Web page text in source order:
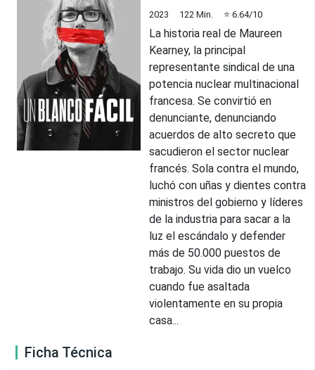
2023 122 Min. ⭐ 6.64/10
La historia real de Maureen
Kearney, la principal
representante sindical de una
potencia nuclear multinacional
francesa. Se convirtió en
denunciante, denunciando
acuerdos de alto secreto que
sacudieron el sector nuclear
francés. Sola contra el mundo,
luchó con uñas y dientes contra
ministros del gobierno y líderes
de la industria para sacar a la
luz el escándalo y defender
más de 50.000 puestos de
trabajo. Su vida dio un vuelco
cuando fue asaltada
violentamente en su propia
casa...
Ficha Técnica